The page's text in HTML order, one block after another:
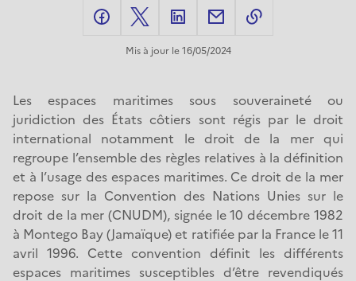
i
a
n
e
facebook linkedIn
share-link
Mis à jour le 16/05/2024
Les espaces maritimes sous souveraineté ou
juridiction des États côtiers sont régis par le droit
international notamment le droit de la mer qui
regroupe l’ensemble des règles relatives à la définition
et à l’usage des espaces maritimes. Ce droit de la mer
repose sur la Convention des Nations Unies sur le
droit de la mer (CNUDM), signée le 10 décembre 1982
à Montego Bay (Jamaïque) et ratifiée par la France le 11
avril 1996. Cette convention définit les différents
espaces maritimes susceptibles d’être revendiqués